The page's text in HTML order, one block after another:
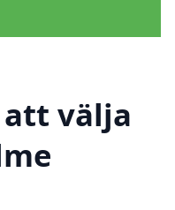
att välja